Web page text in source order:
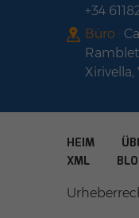
+34
Büro :
Xirivella,
HEIM
XML